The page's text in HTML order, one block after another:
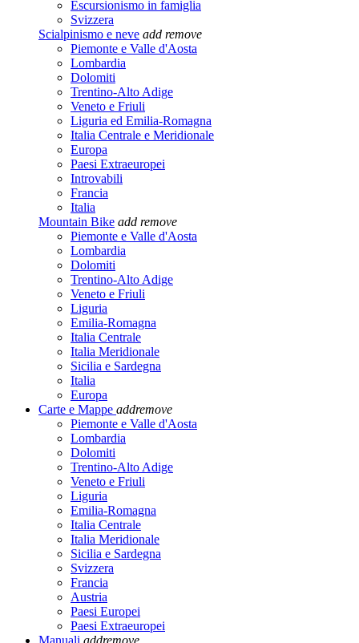
Escursionismo in famiglia
Svizzera
Scialpinismo e neve add remove
Piemonte e Valle d'Aosta
Lombardia
Dolomiti
Trentino-Alto Adige
Veneto e Friuli
Liguria ed Emilia-Romagna
Italia Centrale e Meridionale
Europa
Paesi Extraeuropei
Introvabili
Francia
Italia
Mountain Bike add remove
Piemonte e Valle d'Aosta
Lombardia
Dolomiti
Trentino-Alto Adige
Veneto e Friuli
Liguria
Emilia-Romagna
Italia Centrale
Italia Meridionale
Sicilia e Sardegna
Italia
Europa
Carte e Mappe addremove
Piemonte e Valle d'Aosta
Lombardia
Dolomiti
Trentino-Alto Adige
Veneto e Friuli
Liguria
Emilia-Romagna
Italia Centrale
Italia Meridionale
Sicilia e Sardegna
Svizzera
Francia
Austria
Paesi Europei
Paesi Extraeuropei